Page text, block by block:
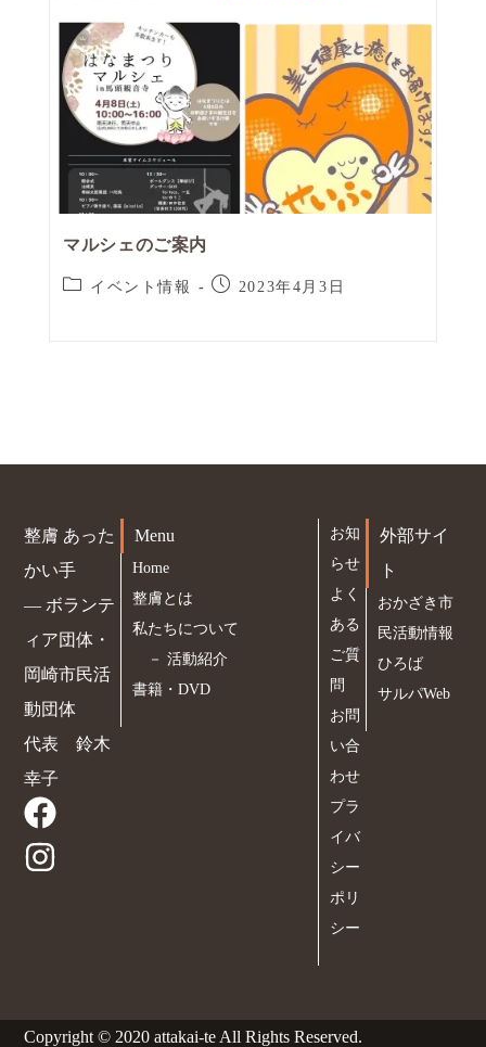
マルシェのご案内
イベント情報 2023年4月3日
整膚 あった
かい手
― ボランテ
ィア団体・
岡崎市民活
動団体
代表 鈴木
幸子
Menu
Home
整膚とは
私たちについて
－活動紹介
書籍・DVD
お知
らせ
よく
ある
ご質
問
お問
い合
わせ
プラ
イバ
シー
ポリ
シー
外部サイ
ト
おかざき市
民活動情報
ひろば
サルパWeb
Copyright © 2020 attakai-te All Rights Reserved.